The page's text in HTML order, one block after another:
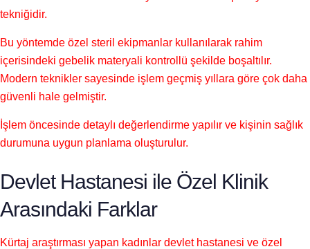
tekniğidir.
Bu yöntemde özel steril ekipmanlar kullanılarak rahim
içerisindeki gebelik materyali kontrollü şekilde boşaltılır.
Modern teknikler sayesinde işlem geçmiş yıllara göre çok daha
güvenli hale gelmiştir.
İşlem öncesinde detaylı değerlendirme yapılır ve kişinin sağlık
durumuna uygun planlama oluşturulur.
Devlet Hastanesi ile Özel Klinik
Arasındaki Farklar
Kürtaj araştırması yapan kadınlar devlet hastanesi ve özel